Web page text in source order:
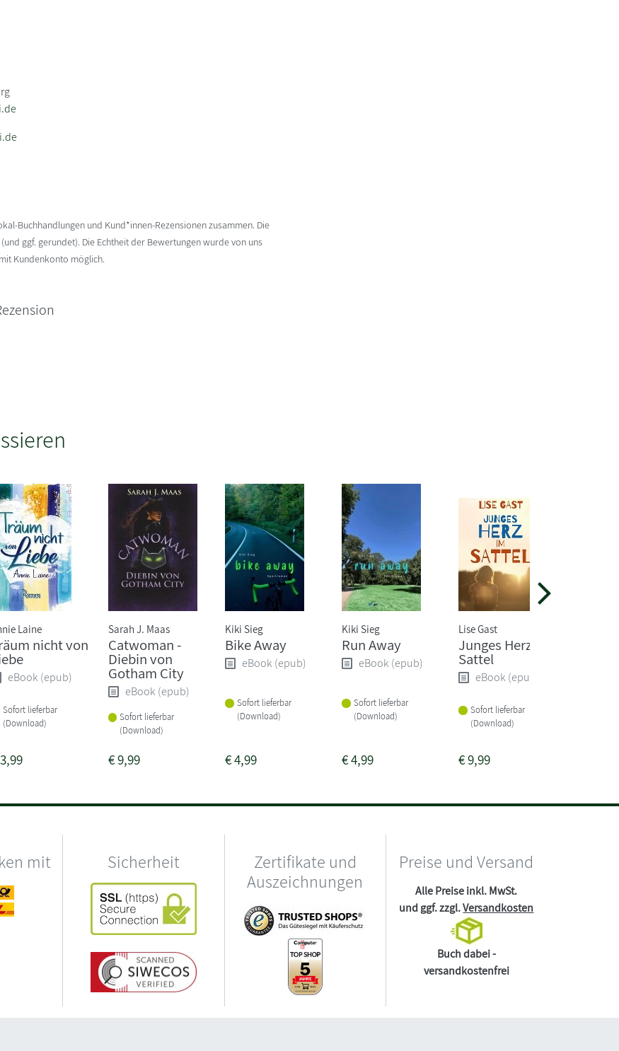
Buchhandlungen und Kund*innen-Rezensionen zusammen. Die
ggf. gerundet). Die Echtheit der Bewertungen wurde von uns
Kundenkonto möglich.
Laine
nicht von
eBook (epub)
Sofort lieferbar
(Download)
Sarah J. Maas
Catwoman -
Diebin von
Gotham City
eBook (epub)
Sofort lieferbar
(Download)
€9,99
Kiki Sieg
Bike Away
eBook (epub)
Sofort lieferbar
(Download)
€4,99
Kiki Sieg
Run Away
eBook (epub)
Sofort lieferbar
(Download)
€4,99
Lise Gast
Junges Herz im
Sattel
eBook (epub)
Sofort lieferbar
(Download)
€9,99
mit Sicherheit
Zertifikate und
Auszeichnungen
Preise und Versand
Alle Preise inkl. MwSt.
und ggf. zzgl.Versandkosten
Buch dabei -
versandkostenfrei